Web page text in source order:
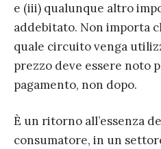
e (iii) qualunque altro
addebitato. Non importa
quale circuito venga
prezzo deve essere noto
pagamento, non dopo.
È un ritorno all’essenza
consumatore, in un